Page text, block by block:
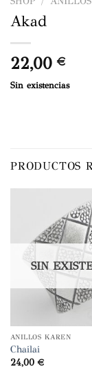
Akad
22,00 €
Sin existencias
PRODUCTOS
SIN
ANILLOS KAREN
Chailai
24,00 €